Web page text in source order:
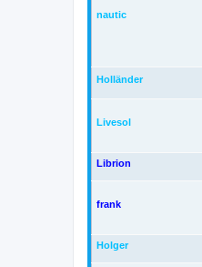
nautic
Holländer
Livesol
Librion
frank
Holger